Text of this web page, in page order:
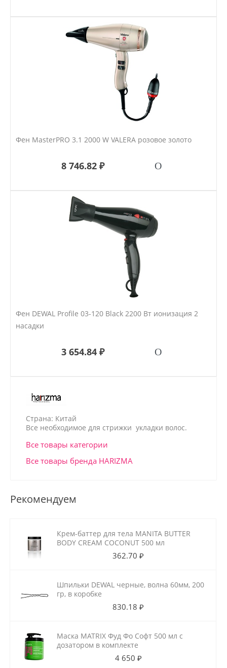
Фен MasterPRO 3.1 2000 W VALERA розовое золото
8 746.82 ₽
Фен DEWAL Profile 03-120 Black 2200 Вт ионизация 2
насадки
3 654.84 ₽
Страна: Китай
Все необходимое для стрижки укладки волос.
Все товары категории
Все товары бренда HARIZMA
Рекомендуем
Крем-баттер для тела MANITA BUTTER
BODY CREAM COCONUT 500 мл
362.70 ₽
Шпильки DEWAL черные, волна 60мм, 200
гр, в коробке
830.18 ₽
Маска MATRIX Фуд Фо Софт 500 мл с
дозатором в комплекте
4 650 ₽